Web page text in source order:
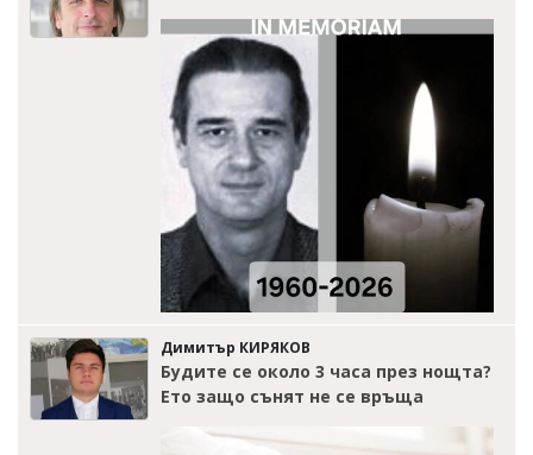
Димитър КИРЯКОВ
Будите се около 3 часа през нощта?
Ето защо сънят не се връща